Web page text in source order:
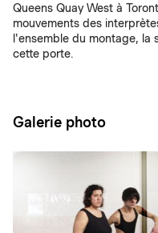
Queens Quay West à
mouvements des
l'ensemble du montage,
cette porte.
Galerie photo